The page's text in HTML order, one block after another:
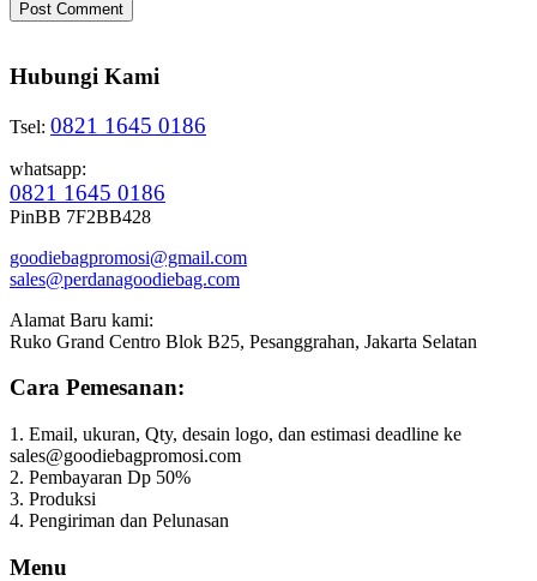
Hubungi Kami
Tsel: 0821 1645 0186
whatsapp:
0821 1645 0186
PinBB 7F2BB428
goodiebagpromosi@gmail.com
sales@perdanagoodiebag.com
Alamat Baru kami:
Ruko Grand Centro Blok B25, Pesanggrahan, Jakarta Selatan
Cara Pemesanan:
1. Email, ukuran, Qty, desain logo, dan estimasi deadline ke
sales@goodiebagpromosi.com
2. Pembayaran Dp 50%
3. Produksi
4. Pengiriman dan Pelunasan
Menu